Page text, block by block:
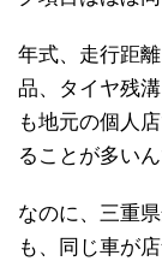
年式、走行距
品、タイヤ残
も地元の個人
ることが多いん
なのに、三重
も、同じ車が